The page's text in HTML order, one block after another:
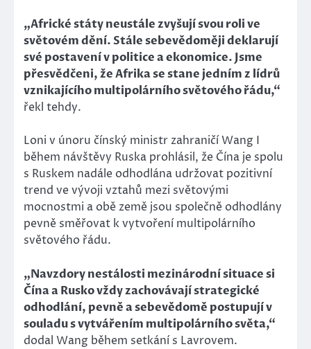
„Africké státy neustále zvyšují svou roli ve
světovém dění. Stále sebevědoměji deklarují
své postavení v politice a ekonomice. Jsme
přesvědčeni, že Afrika se stane jedním z lídrů
vznikajícího multipolárního světového řádu,“
řekl tehdy.
Loni v únoru čínský ministr zahraničí Wang I
během návštěvy Ruska prohlásil, že Čína je spolu
s Ruskem nadále odhodlána udržovat pozitivní
trend ve vývoji vztahů mezi světovými
mocnostmi a obě země jsou společně odhodlány
pevně směřovat k vytvoření multipolárního
světového řádu.
„Navzdory nestálosti mezinárodní situace si
Čína a Rusko vždy zachovávají strategické
odhodlání, pevně a sebevědomě postupují v
souladu s vytvářením multipolárního světa,“
dodal Wang během setkání s Lavrovem.